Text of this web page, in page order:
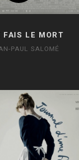
FAIS LE MORT
PAUL SALOMÉ